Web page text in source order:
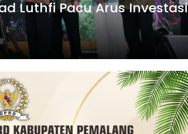
Luthfi Pacu Arus Investasi